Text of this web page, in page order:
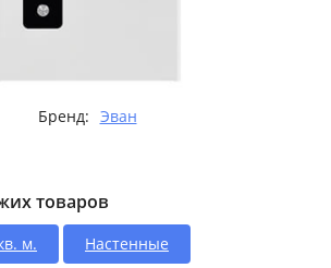
Бренд: Эван
товаров
м. Настенные